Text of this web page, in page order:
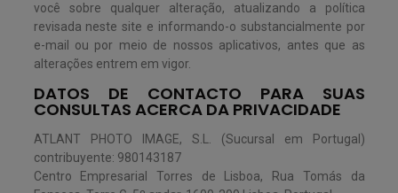
você sobre qualquer alteração, atualizando a política
revisada neste site e informando-o substancialmente por
e-mail ou por meio de nossos aplicativos, antes que as
alterações entrem em vigor.
DATOS DE CONTACTO PARA SUAS
CONSULTAS ACERCA DA PRIVACIDADE
ATLANT PHOTO IMAGE, S.L. (Sucursal em Portugal)
contribuyente: 980143187
Centro Empresarial Torres de Lisboa, Rua Tomás da